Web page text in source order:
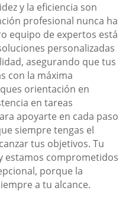
y la eficiencia son
profesional nunca ha
equipo de expertos está
personalizadas
asegurando que tus
con la máxima
orientación en
en tareas
apoyarte en cada paso
siempre tengas el
tus objetivos. Tu
estamos comprometidos
porque la
a tu alcance.